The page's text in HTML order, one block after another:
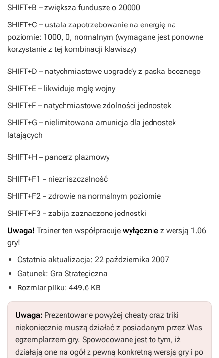
SHIFT+B – zwiększa fundusze o 20000
SHIFT+C – ustala zapotrzebowanie na energię na
poziomie: 1000, 0, normalnym (wymagane jest ponowne
korzystanie z tej kombinacji klawiszy)
SHIFT+D – natychmiastowe upgrade’y z paska bocznego
SHIFT+E – likwiduje mgłę wojny
SHIFT+F – natychmiastowe zdolności jednostek
SHIFT+G – nielimitowana amunicja dla jednostek
latających
SHIFT+H – pancerz plazmowy
SHIFT+F1 – niezniszczalność
SHIFT+F2 – zdrowie na normalnym poziomie
SHIFT+F3 – zabija zaznaczone jednostki
Uwaga! Trainer ten współpracuje wyłącznie z wersją 1.06
gry!
Ostatnia aktualizacja: 22 października 2007
Gatunek: Gra Strategiczna
Rozmiar pliku: 449.6 KB
Uwaga: Prezentowane powyżej cheaty oraz triki
niekoniecznie muszą działać z posiadanym przez Was
egzemplarzem gry. Spowodowane jest to tym, iż
działają one na ogół z pewną konkretną wersją gry i po